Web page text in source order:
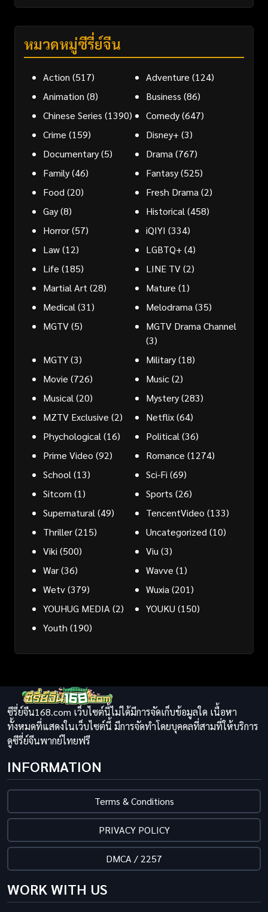
หมวดหมู่ซีรี่ย์จีน
Action (517) Adventure (124)
Animation (8) Business (86)
Chinese Series (1390) Comedy(647)
Crime (159) Disney+ (3)
Documentary(5) Drama (767)
Family(46) Fantasy(525)
Food (20) Fresh Drama (2)
Gay(8) Historical (458)
Horror(57) iQIYI (334)
Law(12) LGBTQ+ (4)
Life (185) LINE TV(2)
Martial Art (28) Mature (1)
Medical (31) Melodrama (35)
MGTV(5)
MGTV Drama Channel
(3)
MGTY(3) Military(18)
Movie (726) Music(2)
Musical (20) Mystery(283)
MZTV Exclusive (2) Netflix(64)
Phychological (16) Political (36)
Prime Video (92) Romance (1274)
School (13) Sci-Fi (69)
Sitcom (1) Sports (26)
Supernatural (49) TencentVideo (133)
Thriller(215) Uncategorized (10)
Viki (500) Viu (3)
War(36) Wavve (1)
Wetv(379) Wuxia (201)
YOUHUG MEDIA (2) YOUKU (150)
Youth (190)
ซีรี่ย์จีน168.com เว็บไซต์นี้ไม่ได้มีการจัดเก็บข้อมูลใด เนื้อหา
ทั้งหมดที่แสดงในเว็บไซต์นี้ มีการจัดทำโดยบุคคลที่สามที่ให้บริการ
ดูซีรี่ย์จีนพากย์ไทยฟรี
INFORMATION
Terms & Conditions
PRIVACY POLICY
DMCA / 2257
WORK WITH US